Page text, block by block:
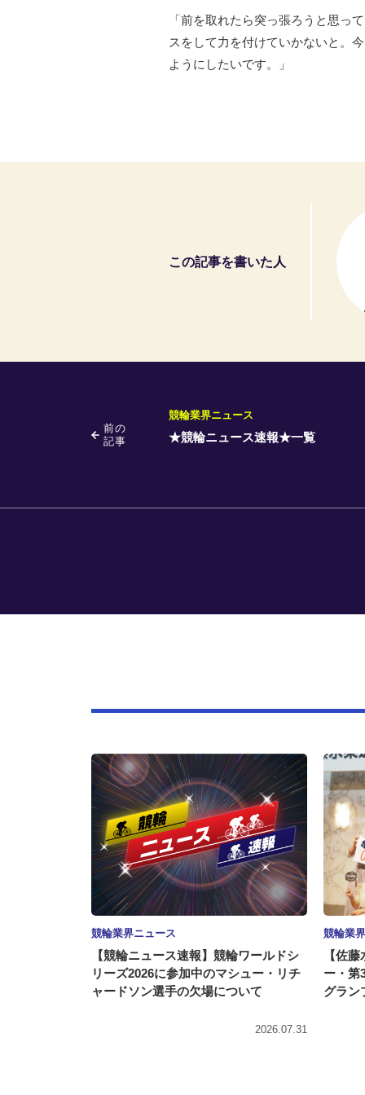
「前を取れたら突っ張ろうと思っ
スをして力を付けていかないと。
ようにしたいです。」
この記事を書いた人
前の
記事
競輪業界ニュース
★競輪ニュース速報★一覧
競輪業界ニュース
【競輪ニュース速報】競輪ワールドシ
リーズ2026に参加中のマシュー・リチ
ャードソン選手の欠場について
2026.07.31
競輪業
【佐
ー・第
グラン